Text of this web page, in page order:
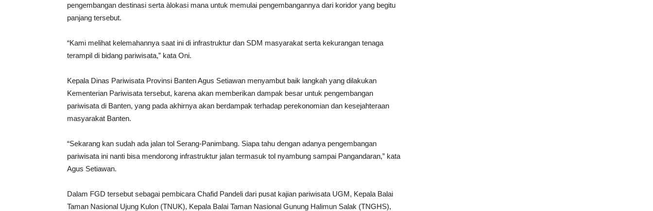
pengembangan destinasi serta àlokasi mana untuk memulai pengembangannya dari koridor yang begitu
panjang tersebut.
“Kami melihat kelemahannya saat ini di infrastruktur dan SDM masyarakat serta kekurangan tenaga
terampil di bidang pariwisata,” kata Oni.
Kepala Dinas Pariwisata Provinsi Banten Agus Setiawan menyambut baik langkah yang dilakukan
Kementerian Pariwisata tersebut, karena akan memberikan dampak besar untuk pengembangan
pariwisata di Banten, yang pada akhirnya akan berdampak terhadap perekonomian dan kesejahteraan
masyarakat Banten.
“Sekarang kan sudah ada jalan tol Serang-Panimbang. Siapa tahu dengan adanya pengembangan
pariwisata ini nanti bisa mendorong infrastruktur jalan termasuk tol nyambung sampai Pangandaran,” kata
Agus Setiawan.
Dalam FGD tersebut sebagai pembicara Chafid Pandeli dari pusat kajian pariwisata UGM, Kepala Balai
Taman Nasional Ujung Kulon (TNUK), Kepala Balai Taman Nasional Gunung Halimun Salak (TNGHS),